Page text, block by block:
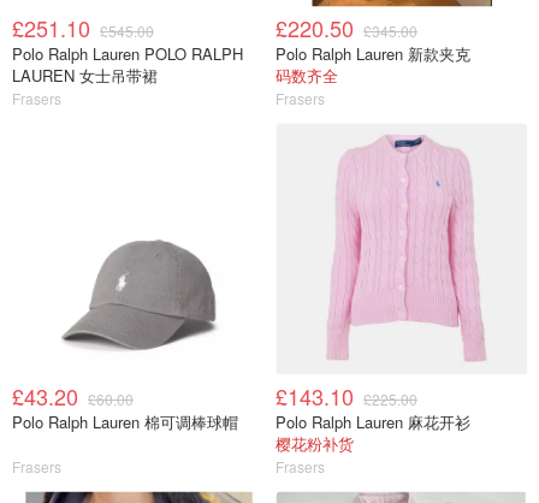
£251.10 £545.00
Polo Ralph Lauren POLO RALPH
LAUREN 女士吊带裙
Frasers
£220.50 £345.00
Polo Ralph Lauren 新款夹克
码数齐全
Frasers
£43.20 £60.00
Polo Ralph Lauren 棉可调棒球帽
Frasers
£143.10 £225.00
Polo Ralph Lauren 麻花开衫
樱花粉补货
Frasers